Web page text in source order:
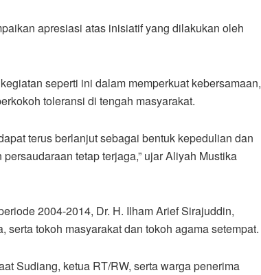
apresiasi atas inisiatif yang dilakukan oleh
seperti ini dalam memperkuat kebersamaan,
toleransi di tengah masyarakat.
terus berlanjut sebagai bentuk kepedulian dan
tetap terjaga,” ujar Aliyah Mustika
2004-2014, Dr. H. Ilham Arief Sirajuddin,
tokoh masyarakat dan tokoh agama setempat.
Sudiang, ketua RT/RW, serta warga penerima